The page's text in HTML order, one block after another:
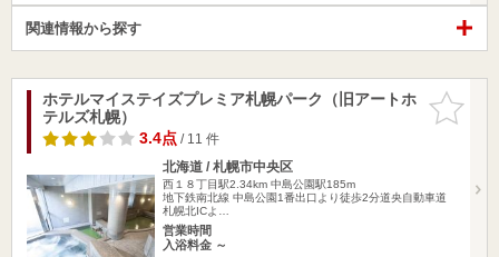
関連情報から探す
お気に入
りに追加
ホテルマイステイズプレミア札幌パーク（旧アートホ
テルズ札幌）
3.4点/ 11 件
北海道 / 札幌市中央区
西１８丁目駅2.34km 中島公園駅185m
地下鉄南北線 中島公園1番出口より徒歩2分道央自動車道
札幌北ICよ…
営業時間
入浴料金 ～